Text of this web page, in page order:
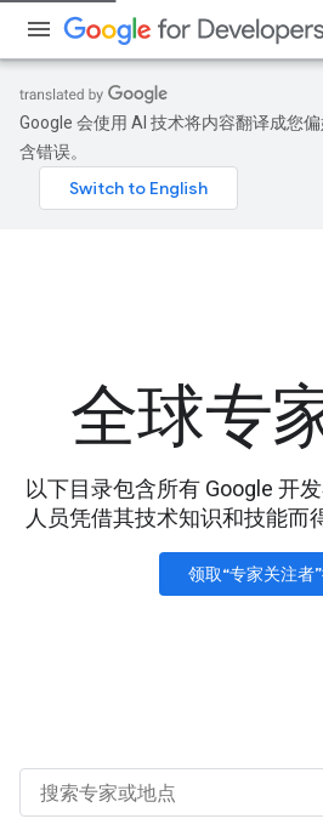
Google 会使用 AI 技术将内容翻译成您
含错误。
全球专
以下目录包含所有 Google 开
人员凭借其技术知识和技能而
领取“专家关注者